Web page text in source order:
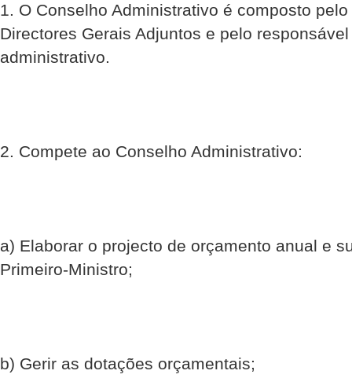
1. O Conselho Administrativo é composto
Directores Gerais Adjuntos e pelo
administrativo.
2. Compete ao Conselho Administrativo:
a) Elaborar o projecto de orçamento anual e
Primeiro-Ministro;
b) Gerir as dotações orçamentais;